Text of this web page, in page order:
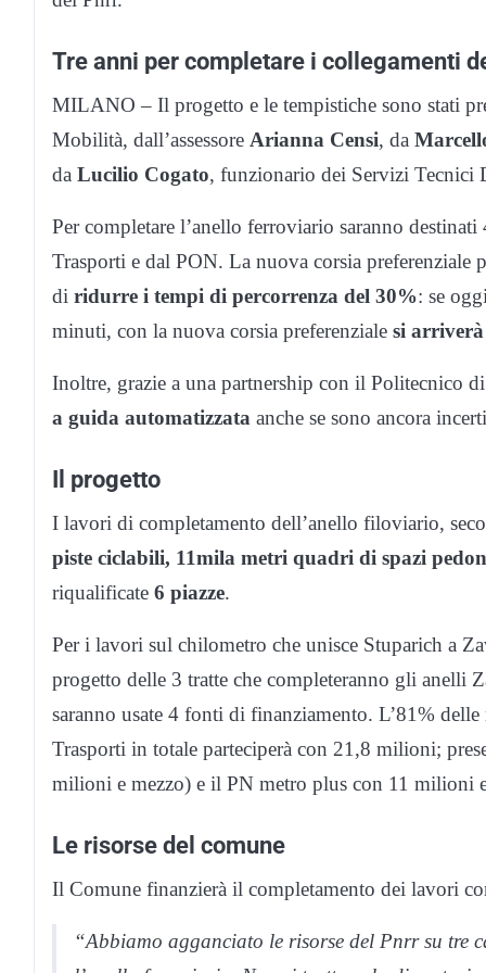
Tre anni per completare i collegamenti
MILANO – Il progetto e le tempistiche sono stati
Mobilità, dall’assessore Arianna Censi, da
da Lucilio Cogato, funzionario dei Servizi Tecnici
Per completare l’anello ferroviario saranno
Trasporti e dal PON. La nuova corsia preferenziale
di ridurre i tempi di percorrenza del 30%: se
minuti, con la nuova corsia preferenziale si
Inoltre, grazie a una partnership con il Politecnico
a guida automatizzata anche se sono ancora
Il progetto
I lavori di completamento dell’anello filoviario,
piste ciclabili, 11mila metri quadri di spazi
riqualificate 6 piazze.
Per i lavori sul chilometro che unisce Stuparich a
progetto delle 3 tratte che completeranno gli anelli
saranno usate 4 fonti di finanziamento. L’81%
Trasporti in totale parteciperà con 21,8 milioni;
milioni e mezzo) e il PN metro plus con 11 milioni
Le risorse del comune
Il Comune finanzierà il completamento dei lavori
“Abbiamo agganciato le risorse del Pnrr su tre